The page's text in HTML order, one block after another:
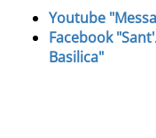
Youtube
Facebook
Basilica"